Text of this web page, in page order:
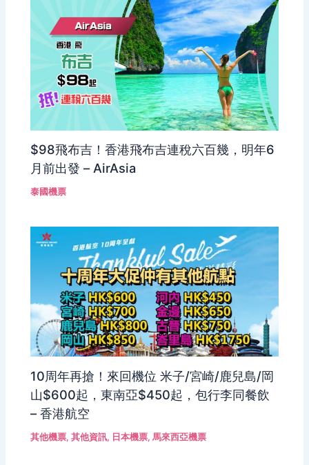
$98飛布吉！香港飛布吉連稅六百幾，明年6
月前出發 – AirAsia
泰國機票
10周年再搶！來回機位 米子/宮崎/鹿兒島/岡
山$600起，東南亞$450起，包行李同餐飲
– 香港航空
其他機票,其他資訊, 日本機票,馬來西亞機票